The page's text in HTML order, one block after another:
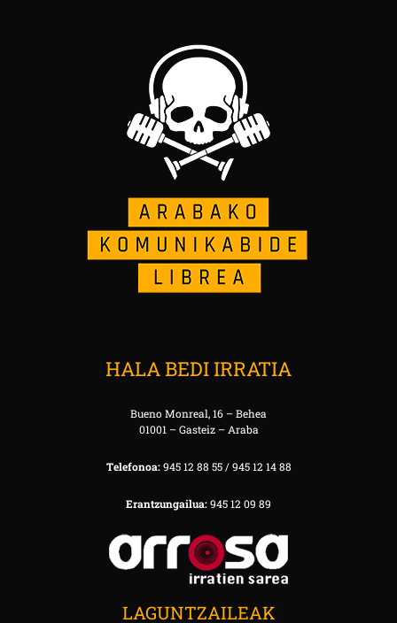
HALA BEDI IRRATIA
Bueno Monreal, 16 – Behea
01001 – Gasteiz – Araba
Telefonoa:945 12 88 55 / 945 12 14 88
Erantzungailua:945 12 09 89
LAGUNTZAILEAK